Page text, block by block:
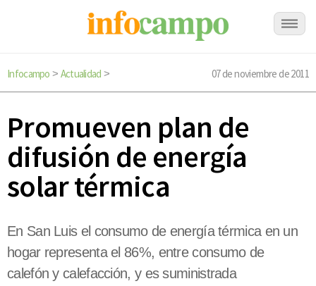
Infocampo > Actualidad > 07 de noviembre de 2011
Promueven plan de
difusión de energía
solar térmica
En San Luis el consumo de energía térmica en un
hogar representa el 86%, entre consumo de
calefón y calefacción, y es suministrada